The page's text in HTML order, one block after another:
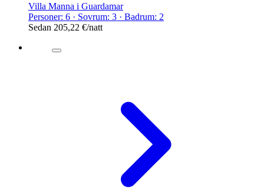
Villa Manna i Guardamar
Personer: 6 · Sovrum: 3 · Badrum: 2
Sedan 205,22 €/natt